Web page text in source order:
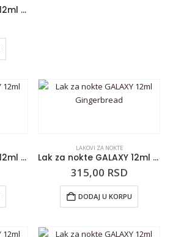
Lak za nokte GALAXY 12ml Frappuccino
Lak za nokte GALAXY 12ml Carrot Cake
LAKOVI ZA NOKTE
Lak za nokte GALAXY 12ml Gingerbread
315,00 RSD
DODAJ U KORPU